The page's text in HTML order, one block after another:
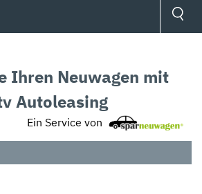
Ihren Neuwagen mit
Autoleasing
Ein Service von